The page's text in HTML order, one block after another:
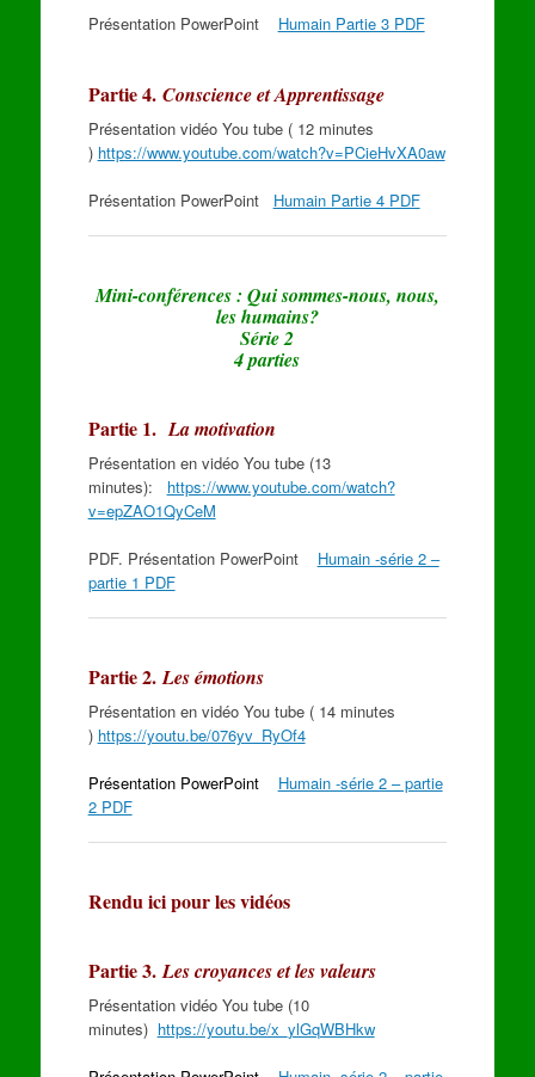
Présentation PowerPoint Humain Partie 3 PDF
Partie 4. Conscience et Apprentissage
Présentation vidéo You tube ( 12 minutes
) https://www.youtube.com/watch?v=PCieHvXA0aw
Présentation PowerPoint Humain Partie 4 PDF
Mini-conférences : Qui sommes-nous, nous,
les humains?
Série 2
4 parties
Partie 1.La motivation
Présentation en vidéo You tube (13
minutes): https://www.youtube.com/watch?
v=epZAO1QyCeM
PDF. Présentation PowerPoint
Humain -série 2 –
partie 1 PDF
Partie 2.Les émotions
Présentation en vidéo You tube ( 14 minutes
) https://youtu.be/076yv_RyOf4
Présentation PowerPoint
Humain -série 2 – partie
2 PDF
Rendu ici pour les vidéos
Partie 3.Les croyances et les valeurs
Présentation vidéo You tube (10
minutes) https://youtu.be/x_ylGqWBHkw